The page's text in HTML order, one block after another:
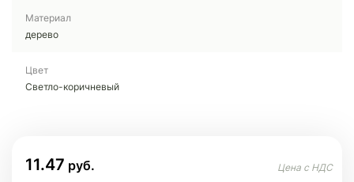
Материал
дерево
Цвет
Светло-коричневый
11.47